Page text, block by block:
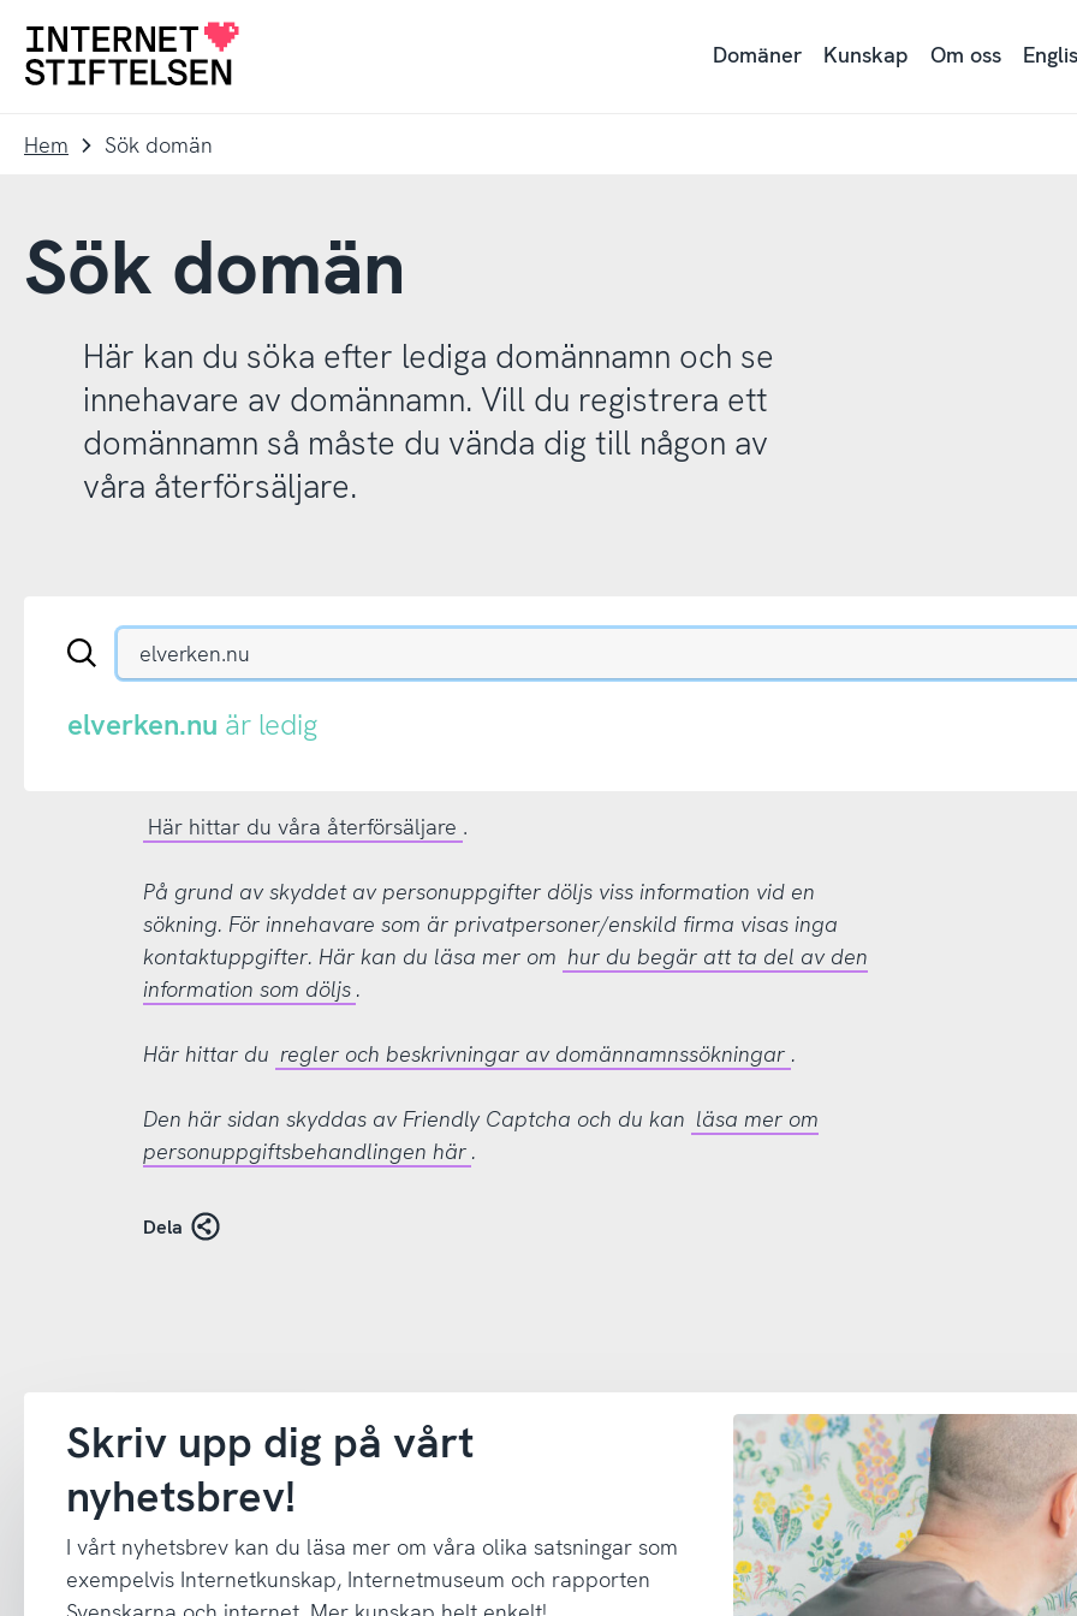
navigering
innehåll
Till
Domäner Kunskap Om oss
Hem Sök domän
Sök domän
Här kan du söka efter lediga domännamn och se
innehavare av domännamn. Vill du registrera ett
domännamn så måste du vända dig till någon av
våra återförsäljare.
Sök
.se-
eller
.nu-
elverken.nu är ledig
Här hittar du våra återförsäljare .
På grund av skyddet av personuppgifter döljs viss information vid en
sökning. För innehavare som är privatpersoner/enskild firma visas inga
kontaktuppgifter. Här kan du läsa mer om hur du begär att ta del av den
information som döljs .
Här hittar du regler och beskrivningar av domännamnssökningar .
Den här sidan skyddas av Friendly Captcha och du kan läsa mer om
personuppgiftsbehandlingen här .
Dela
Skriv upp dig på vårt
nyhetsbrev!
I vårt nyhetsbrev kan du läsa mer om våra olika satsningar som
exempelvis Internetkunskap, Internetmuseum och rapporten